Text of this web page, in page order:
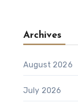
Archives
August 2026
July 2026